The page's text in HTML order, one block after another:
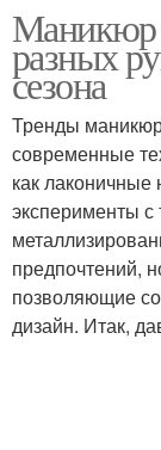
Маникюр
разных
сезона
Тренды
современные
как
эксперименты с
предпочтений,
позволяющие
дизайн. Итак,